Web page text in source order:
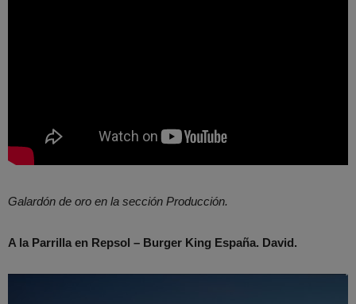
Galardón de oro en la sección Producción.
A la Parrilla en Repsol – Burger King España. David.